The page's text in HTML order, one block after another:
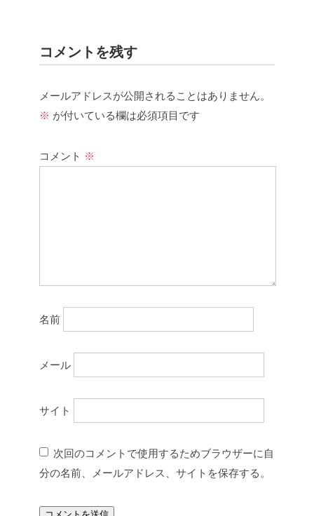
コメントを残す
メールアドレスが公開されることはありません。
※ が付いている欄は必須項目です
コメント ※
名前
メール
サイト
次回のコメントで使用するためブラウザーに自
分の名前、メールアドレス、サイトを保存する。